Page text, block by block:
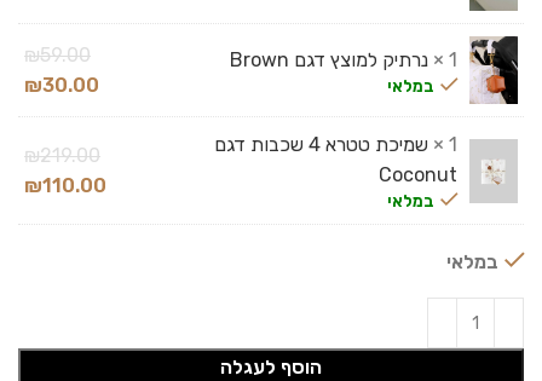
1 × נרתיק למוצץ דגם Brown
במלאי
₪59.00
₪30.00
1 ×
שמיכת טטרא 4 שכבות דגם
Coconut
במלאי
₪219.00
₪110.00
במלאי
הוסף לעגלה